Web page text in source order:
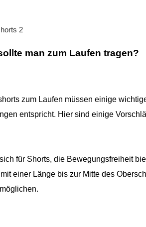
man zum Laufen tragen?
zum Laufen müssen einige
entspricht. Hier sind einige
für Shorts, die Bewegungsfreiheit
einer Länge bis zur Mitte des